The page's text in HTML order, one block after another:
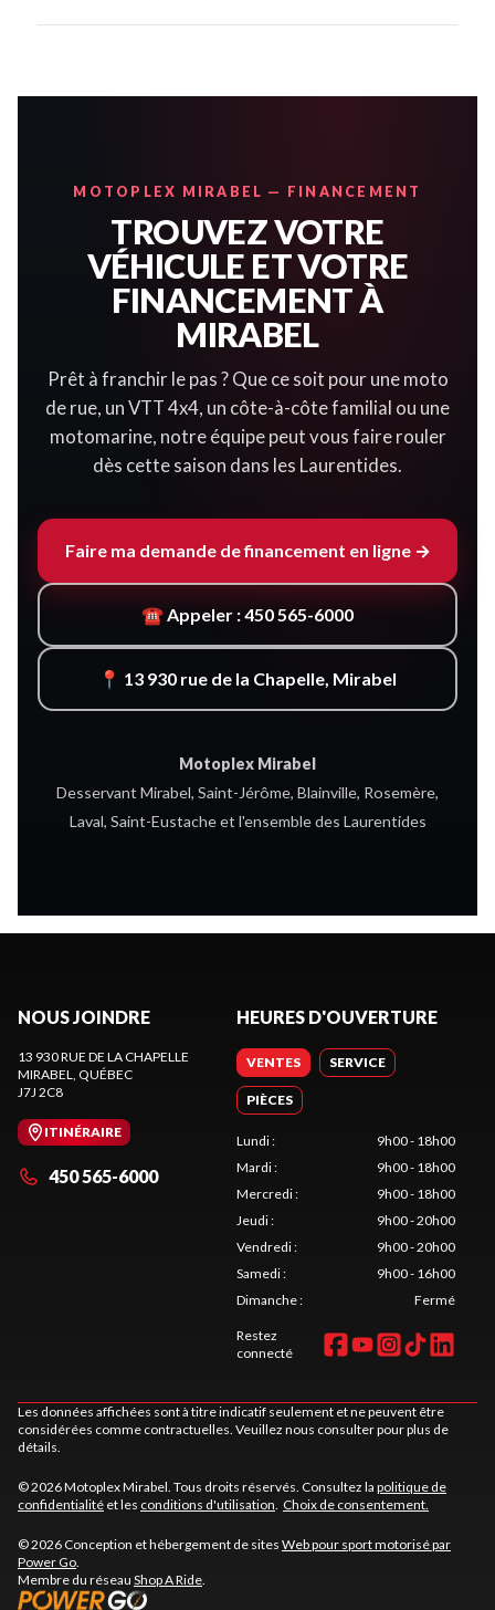
MOTOPLEX MIRABEL — FINANCEMENT
TROUVEZ VOTRE
VÉHICULE ET VOTRE
FINANCEMENT À
MIRABEL
Prêt à franchir le pas ? Que ce soit pour une moto
de rue, un VTT 4x4, un côte-à-côte familial ou une
motomarine, notre équipe peut vous faire rouler
dès cette saison dans les Laurentides.
Faire ma demande de financement en ligne →
☎ Appeler : 450 565-6000
📍 13 930 rue de la Chapelle, Mirabel
Motoplex Mirabel
Desservant Mirabel, Saint-Jérôme, Blainville, Rosemère,
Laval, Saint-Eustache et l'ensemble des Laurentides
NOUS JOINDRE
13 930 RUE DE LA CHAPELLE
MIRABEL, QUÉBEC
J7J 2C8
ITINÉRAIRE
450 565-6000
HEURES D'OUVERTURE
VENTES SERVICE
PIÈCES
Lundi:
9h00 - 18h00
Mardi:
9h00 - 18h00
Mercredi:
9h00 - 18h00
Jeudi:
9h00 - 20h00
Vendredi:
9h00 - 20h00
Samedi:
9h00 - 16h00
Dimanche: Fermé
Restez
connecté
Les données affichées sont à titre indicatif seulement et ne peuvent être
considérées comme contractuelles. Veuillez nous consulter pour plus de
détails.
© 2026 Motoplex Mirabel. Tous droits réservés. Consultez la politique de
confidentialité et les conditions d'utilisation. Choix de consentement.
© 2026 Conception et hébergement de sites Web pour sport motorisé par
Power Go.
Membre du réseau Shop A Ride.